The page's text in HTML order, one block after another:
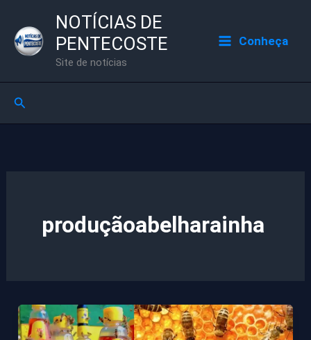
para
NOTÍCIAS DE
PENTECOSTE
Site de notícias
Conheça
Pesquisar
produçãoabelharainha